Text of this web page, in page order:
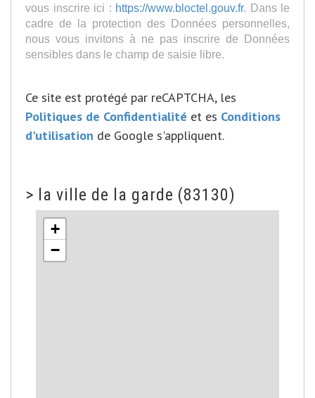
vous inscrire ici : https://www.bloctel.gouv.fr. Dans le
cadre de la protection des Données personnelles,
nous vous invitons à ne pas inscrire de Données
sensibles dans le champ de saisie libre.
Ce site est protégé par reCAPTCHA, les
Politiques de Confidentialité et es Conditions
d'utilisation de Google s'appliquent.
> la ville de la garde (83130)
+
−